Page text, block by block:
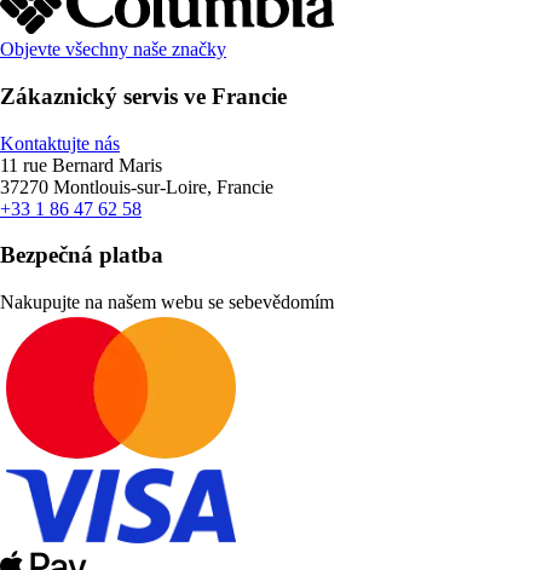
Objevte všechny naše značky
Zákaznický servis ve Francie
Kontaktujte nás
11 rue Bernard Maris
37270 Montlouis-sur-Loire, Francie
+33 1 86 47 62 58
Bezpečná platba
Nakupujte na našem webu se sebevědomím